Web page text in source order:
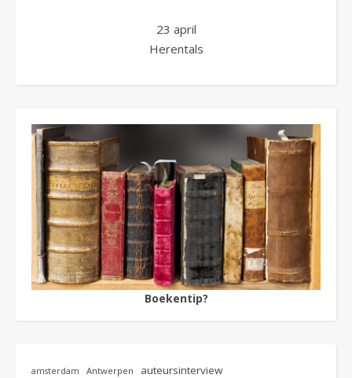
23 april
Herentals
Boekentip?
amsterdam Antwerpen
auteursinterview